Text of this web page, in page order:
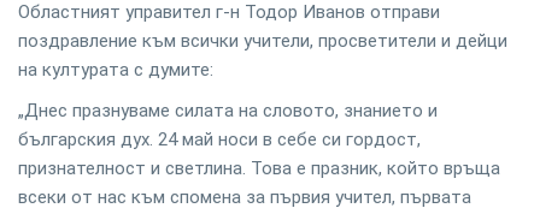
Областният управител г-н Тодор Иванов отправи
поздравление към всички учители, просветители и дейци
на културата с думите:
„Днес празнуваме силата на словото, знанието и
българския дух. 24 май носи в себе си гордост,
признателност и светлина. Това е празник, който връща
всеки от нас към спомена за първия учител, първата